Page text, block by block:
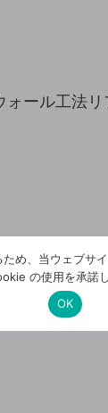
ォール工法リ
め、当ウェブサ
の使用を承諾
OK